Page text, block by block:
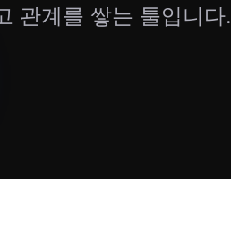
관계를 쌓는 툴입니다.